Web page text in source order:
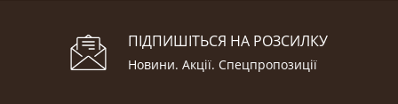
ПІДПИШІТЬСЯ НА РОЗСИЛКУ
Новини. Акції. Cпецпропозиції